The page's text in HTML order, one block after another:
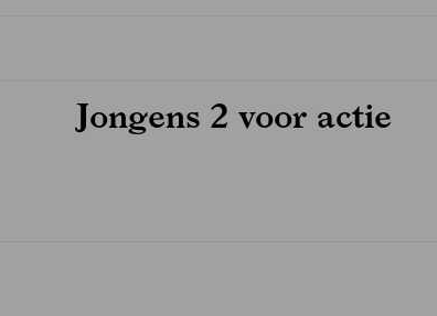
Jongens 2 voor actie